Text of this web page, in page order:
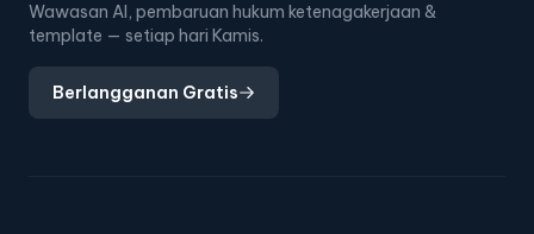
Wawasan AI, pembaruan hukum ketenagakerjaan &
template — setiap hari Kamis.
Berlangganan Gratis